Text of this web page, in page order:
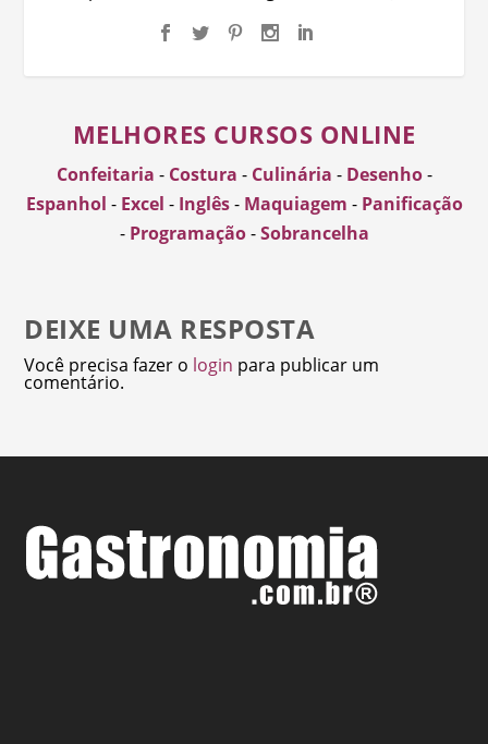
MELHORES CURSOS ONLINE
Confeitaria - Costura - Culinária - Desenho-
Espanhol - Excel - Inglês- Maquiagem - Panificação
- Programação-Sobrancelha
DEIXE UMA RESPOSTA
Você precisa fazer o login para publicar um
comentário.